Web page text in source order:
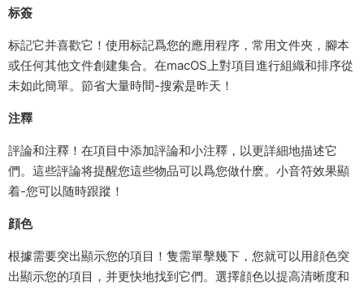
标簽
标記它并喜歡它！使用标記爲您的應用程序，常用文件夾，腳本
或任何其他文件創建集合。在macOS上對項目進行組織和排序從
未如此簡單。節省大量時間-搜索是昨天！
注釋
評論和注釋！在項目中添加評論和小注釋，以更詳細地描述它
們。這些評論将提醒您這些物品可以爲您做什麽。小音符效果顯
着-您可以随時跟蹤！
顔色
根據需要突出顯示您的項目！隻需單擊幾下，您就可以用顔色突
出顯示您的項目，并更快地找到它們。選擇顔色以提高清晰度和